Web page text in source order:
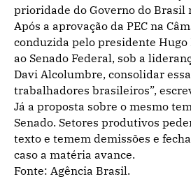
prioridade do Governo do Brasil
Após a aprovação da PEC na
conduzida pelo presidente Hugo
ao Senado Federal, sob a
Davi Alcolumbre, consolidar
trabalhadores brasileiros”,
Já a proposta sobre o mesmo
Senado. Setores produtivos
texto e temem demissões e
caso a matéria avance.
Fonte: Agência Brasil.